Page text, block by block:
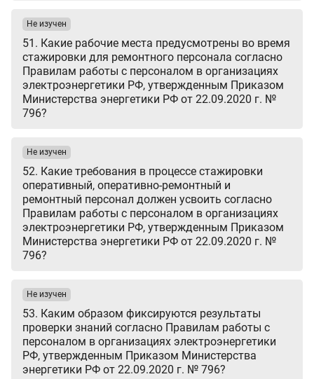
51. Какие рабочие места предусмотрены во время
стажировки для ремонтного персонала согласно
Правилам работы с персоналом в организациях
электроэнергетики РФ, утвержденным Приказом
Министерства энергетики РФ от 22.09.2020 г. №
796?
Не изучен
52. Какие требования в процессе стажировки
оперативный, оперативно-ремонтный и
ремонтный персонал должен усвоить согласно
Правилам работы с персоналом в организациях
электроэнергетики РФ, утвержденным Приказом
Министерства энергетики РФ от 22.09.2020 г. №
796?
Не изучен
53. Каким образом фиксируются результаты
проверки знаний согласно Правилам работы с
персоналом в организациях электроэнергетики
РФ, утвержденным Приказом Министерства
энергетики РФ от 22.09.2020 г. № 796?
Не изучен